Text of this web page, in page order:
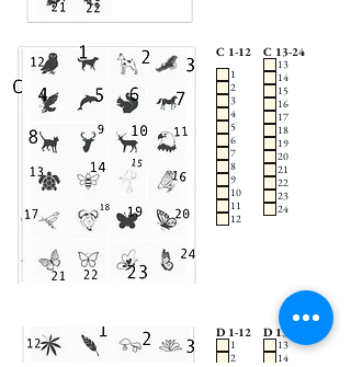
C 13-24
13
14
15
16
17
18
19
20
21
22
23
24
C 1-12
1
2
3
4
5
6
7
8
9
10
11
12
D 1-12
1
2
D 13-24
13
14